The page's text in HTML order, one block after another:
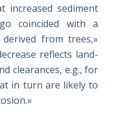
increased sediment
coincided with a
from trees,»
reflects land-
clearances, e.g., for
in turn are likely to